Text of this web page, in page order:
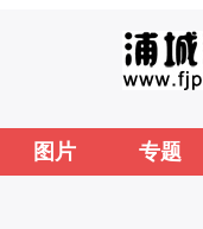
图片 专题